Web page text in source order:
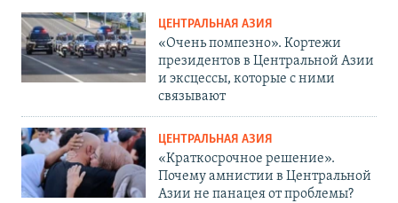
ЦЕНТРАЛЬНАЯ АЗИЯ
«Очень помпезно». Кортежи
президентов в Центральной Азии
и эксцессы, которые с ними
связывают
ЦЕНТРАЛЬНАЯ АЗИЯ
«Краткосрочное решение».
Почему амнистии в Центральной
Азии не панацея от проблемы?